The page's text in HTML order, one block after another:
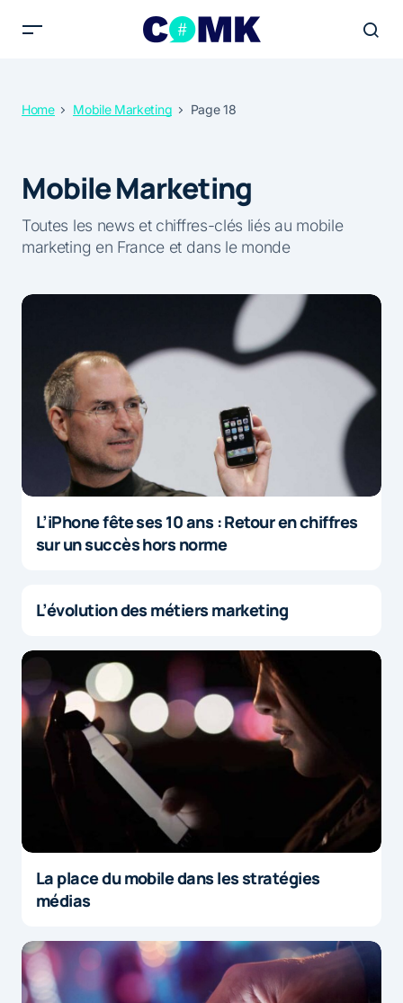
Home Mobile Marketing Page 18
Mobile Marketing
Toutes les news et chiffres-clés liés au mobile
marketing en France et dans le monde
L’iPhone fête ses 10 ans : Retour en chiffres
sur un succès hors norme
L’évolution des métiers marketing
La place du mobile dans les stratégies
médias